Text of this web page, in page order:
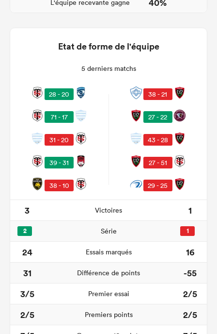
L'équipe recevante gagne 40%
Etat de forme de l'équipe
5 derniers matchs
28 - 20
71 - 17
31 - 20
39 - 31
38 - 10
38 - 21
27 - 22
43 - 28
27 - 51
29 - 25
3 Victoires 1
2 Série 1
24 Essais marqués
16
31
Différence de points
-55
3/5
Premier essai
2/5
2/5
Premiers points
2/5